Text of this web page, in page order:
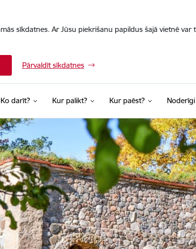
sīkdatnes. Ar Jūsu piekrišanu papildus šajā vietnē
Pārvaldīt sīkdatnes
Ko darīt? Kur palikt? Kur paēst? Noderīgi